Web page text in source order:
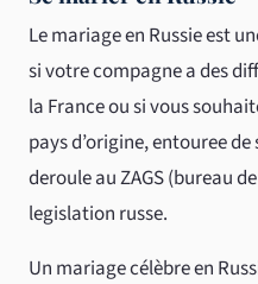
Le mariage en Russie est
si votre compagne a des
la France ou si vous
pays d’origine, entouree
deroule au ZAGS (bureau
legislation russe.
Un mariage célèbre en